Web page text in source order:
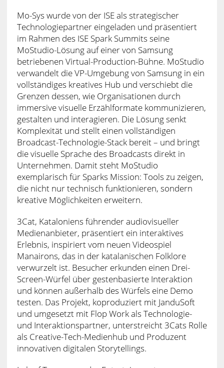
Mo-Sys wurde von der ISE als strategischer
Technologiepartner eingeladen und präsentiert
im Rahmen des ISE Spark Summits seine
MoStudio-Lösung auf einer von Samsung
betriebenen Virtual-Production-Bühne. MoStudio
verwandelt die VP-Umgebung von Samsung in ein
vollständiges kreatives Hub und verschiebt die
Grenzen dessen, wie Organisationen durch
immersive visuelle Erzählformate kommunizieren,
gestalten und interagieren. Die Lösung senkt
Komplexität und stellt einen vollständigen
Broadcast-Technologie-Stack bereit – und bringt
die visuelle Sprache des Broadcasts direkt in
Unternehmen. Damit steht MoStudio
exemplarisch für Sparks Mission: Tools zu zeigen,
die nicht nur technisch funktionieren, sondern
kreative Möglichkeiten erweitern.
3Cat, Kataloniens führender audiovisueller
Medienanbieter, präsentiert ein interaktives
Erlebnis, inspiriert vom neuen Videospiel
Manairons, das in der katalanischen Folklore
verwurzelt ist. Besucher erkunden einen Drei-
Screen-Würfel über gestenbasierte Interaktion
und können außerhalb des Würfels eine Demo
testen. Das Projekt, koproduziert mit JanduSoft
und umgesetzt mit Flop Work als Technologie-
und Interaktionspartner, unterstreicht 3Cats Rolle
als Creative-Tech-Medienhub und Produzent
innovativen digitalen Storytellings.